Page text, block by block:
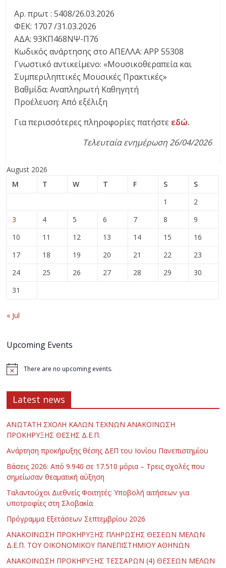
Αρ. πρωτ : 5408/26.03.2026
ΦΕΚ: 1707 /31.03.2026
ΑΔΑ: 93ΚΠ468ΝΨ-Π76
Κωδικός ανάρτησης στο ΑΠΕΛΛΑ: ΑΡΡ 55308
Γνωστικό αντικείμενο: «Μουσικοθεραπεία και
Συμπεριληπτικές Μουσικές Πρακτικές»
Βαθμίδα: Αναπληρωτή Καθηγητή
Προέλευση: Από εξέλιξη
Για περισσότερες πληροφορίες πατήστε εδώ.
Τελευταία ενημέρωση 26/04/2026
August 2026
M
T W T F S
S
1
2
3
4 5 6 7 8
9
10
11 12 13 14 15
16
17
18 19 20 21 22
23
24
25 26 27 28 29
30
31
« Jul
Upcoming Events
There are no upcoming events.
Latest news
ΑΝΩΤΑΤΗ ΣΧΟΛΗ ΚΑΛΩΝ ΤΕΧΝΩΝ ΑΝΑΚΟΙΝΩΣΗ
ΠΡΟΚΗΡΥΞΗΣ ΘΕΣΗΣ Δ.Ε.Π.
Ανάρτηση προκήρυξης θέσης ΔΕΠ του Ιονίου Πανεπιστημίου
Βάσεις 2026: Από 9.940 σε 17.510 μόρια – Τρεις σχολές που
σημείωσαν θεαματική αύξηση
Ταλαντούχοι Διεθνείς Φοιτητές: Υποβολή αιτήσεων για
υποτροφίες στη Σλοβακία
Πρόγραμμα Εξετάσεων Σεπτεμβρίου 2026
ΑΝΑΚΟΙΝΩΣΗ ΠΡΟΚΗΡΥΞΗΣ ΠΛΗΡΩΣΗΣ ΘΕΣΕΩΝ ΜΕΛΩΝ
Δ.Ε.Π. ΤΟΥ ΟΙΚΟΝΟΜΙΚΟΥ ΠΑΝΕΠΙΣΤΗΜΙΟΥ ΑΘΗΝΩΝ
ΑΝΑΚΟΙΝΩΣΗ ΠΡΟΚΗΡΥΞΗΣ ΤΕΣΣΑΡΩΝ (4) ΘΕΣΕΩΝ ΜΕΛΩΝ